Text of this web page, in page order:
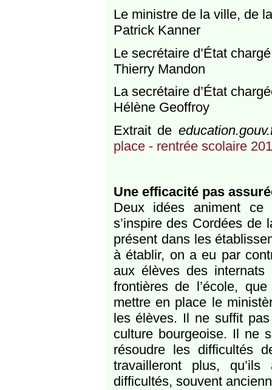
Le ministre de la ville, de
Patrick Kanner
Le secrétaire d’État
Thierry Mandon
La secrétaire d’État
Hélène Geoffroy
Extrait de
place - rentrée scolaire
Une efficacité pas
Deux idées animent ce
s’inspire des Cordées
présent dans les
à établir, on a eu par
aux élèves des internats
frontières de l’école,
mettre en place le
les élèves. Il ne suffit
culture bourgeoise. Il ne
résoudre les difficultés
travailleront plus,
difficultés, souvent